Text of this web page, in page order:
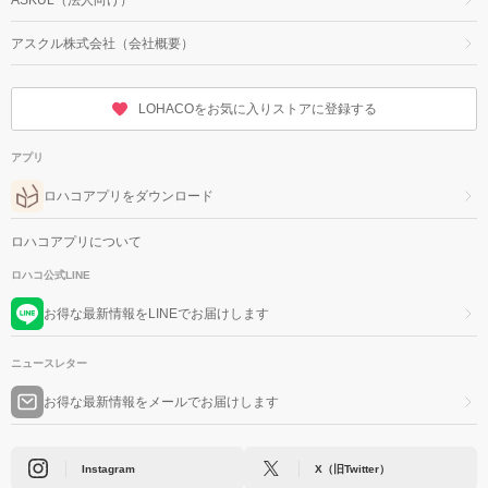
アスクル株式会社（会社概要）
LOHACOをお気に入りストアに登録する
アプリ
ロハコアプリをダウンロード
ロハコアプリについて
ロハコ公式LINE
お得な最新情報をLINEでお届けします
ニュースレター
お得な最新情報をメールでお届けします
Instagram X（旧Twitter）